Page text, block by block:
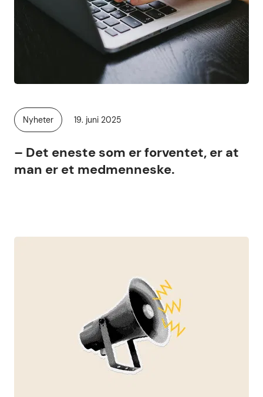
– Det eneste som er forventet, er at
man er et medmenneske.
Kategori:
Nyheter Publisert
19. juni 2025